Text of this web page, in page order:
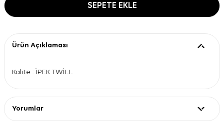
SEPETE EKLE
Ürün Açıklaması
Kalite : İPEK TWİLL
Yorumlar